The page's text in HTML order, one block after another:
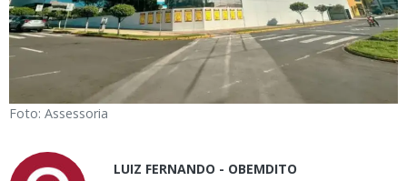
Foto: Assessoria
LUIZ FERNANDO - OBEMDITO